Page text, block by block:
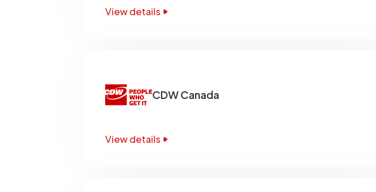
View details
CDW Canada
View details